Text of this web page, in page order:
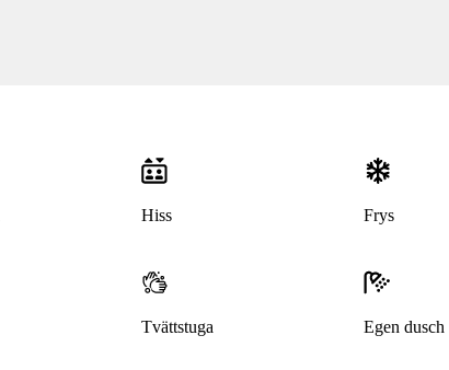
Hiss Frys
Tvättstuga Egen dusch